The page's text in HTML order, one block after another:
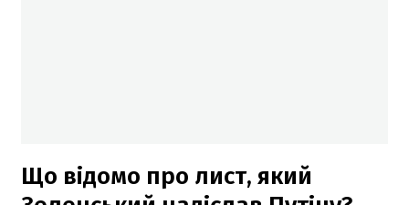
Що відомо про лист, який